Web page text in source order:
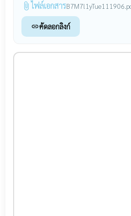
attach_file ไฟล์เอกสาร
linkคัดลอกลิงก์